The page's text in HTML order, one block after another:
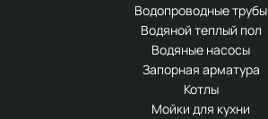
Водопроводные трубы
Водяной теплый пол
Водяные насосы
Запорная арматура
Котлы
Мойки для кухни